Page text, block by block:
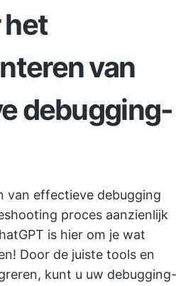
van
debugging-
van effectieve debugging
proces aanzienlijk
is hier om je wat
Door de juiste tools en
kunt u uw debugging-